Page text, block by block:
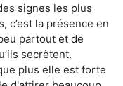
signes les plus
c’est la présence en
partout et de
secrètent.
plus elle est forte